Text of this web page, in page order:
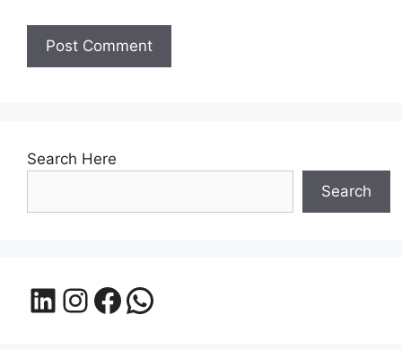
Search Here
Search
LinkedIn
Instagram
Facebook
WhatsApp